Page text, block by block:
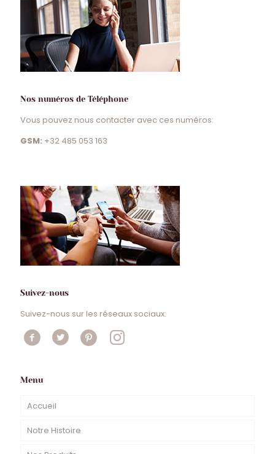
Nos numéros de Téléphone
Vous pouvez nous contacter avec ces numéros:
GSM: +32 485 053 163
Suivez-nous
Suivez-nous sur les réseaux sociaux:
Menu
Accueil
Notre Histoire